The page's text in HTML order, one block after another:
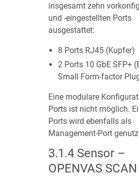
insgesamt zehn
und -eingestellten Ports
ausgestattet:
8 Ports RJ45 (Kupfer)
2 Ports 10 GbE SFP+
Small Form-factor
Eine modulare
Ports ist nicht möglich.
Ports wird ebenfalls als
Management-Port
3.1.4 Sensor –
OPENVAS